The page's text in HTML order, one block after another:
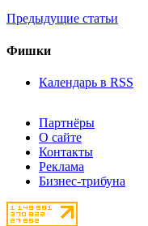
Предыдущие статьи
Фишки
Календарь в RSS
Партнёры
О сайте
Контакты
Реклама
Бизнес-трибуна